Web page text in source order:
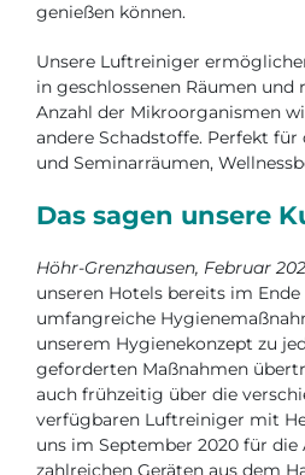
genießen können.
Unsere Luftreiniger
in geschlossenen Räumen und
Anzahl der Mikroorganismen
andere Schadstoffe. Perfekt für
und Seminarräumen,
Das sagen unsere
Höhr-Grenzhausen, Februar
unseren Hotels bereits im
umfangreiche
unserem Hygienekonzept zu
geforderten Maßnahmen
auch frühzeitig über die
verfügbaren Luftreiniger mit
uns im September 2020 für
zahlreichen Geräten aus dem